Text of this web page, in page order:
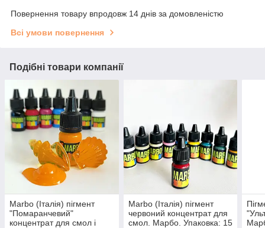
Повернення товару впродовж 14 днів за домовленістю
Всі умови повернення
Подібні товари компанії
Marbo (Італія) пігмент
"Помаранчевий"
концентрат для смол і
Marbo (Італія) пігмент
червоний концентрат для
смол. Марбо. Упаковка: 15